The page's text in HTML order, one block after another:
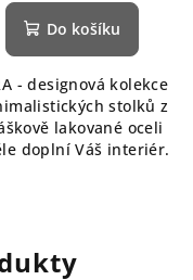
Do košíku
- designová kolekce
stolků z
lakované oceli
doplní Váš interiér.